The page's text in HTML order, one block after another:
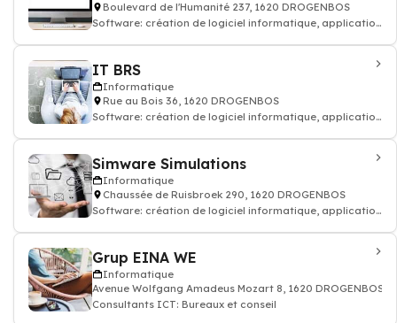
Boulevard de l'Humanité 237, 1620 DROGENBOS
Software: création de logiciel informatique, application
IT BRS
Informatique
Rue au Bois 36, 1620 DROGENBOS
Software: création de logiciel informatique, application
Simware Simulations
Informatique
Chaussée de Ruisbroek 290, 1620 DROGENBOS
Software: création de logiciel informatique, application
Grup EINA WE
Informatique
Avenue Wolfgang Amadeus Mozart 8, 1620 DROGENBOS
Consultants ICT: Bureaux et conseil